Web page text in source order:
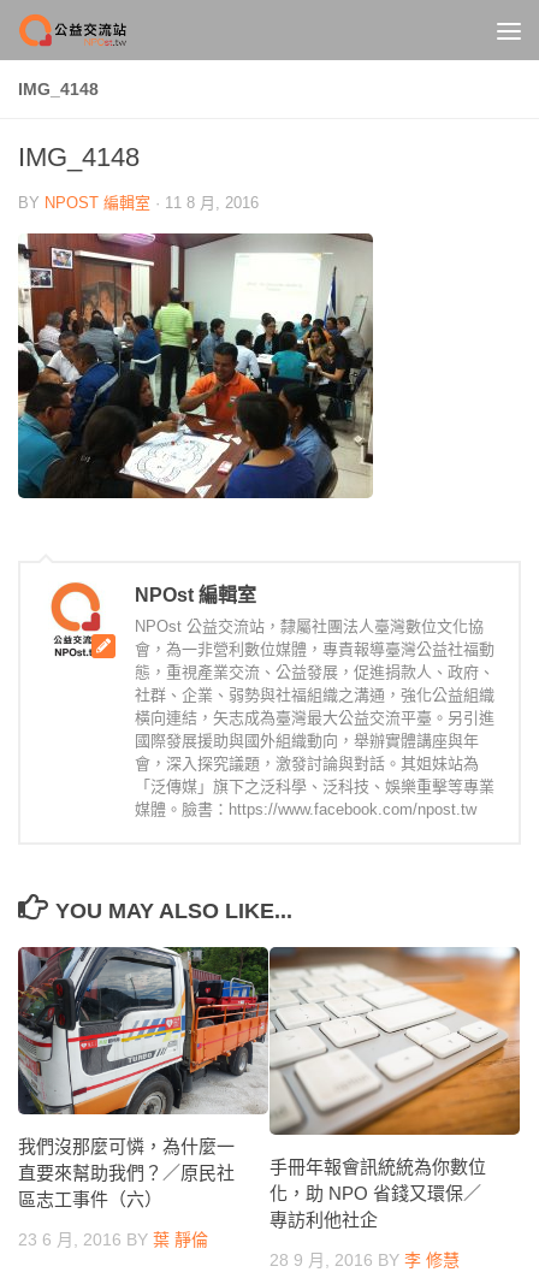
Skip to content
IMG_4148
IMG_4148
BY NPOST 編輯室 · 11 8 月, 2016
NPOst 編輯室
NPOst 公益交流站，隸屬社團法人臺灣數位文化協
會，為一非營利數位媒體，專責報導臺灣公益社福動
態，重視產業交流、公益發展，促進捐款人、政府、
社群、企業、弱勢與社福組織之溝通，強化公益組織
橫向連結，矢志成為臺灣最大公益交流平臺。另引進
國際發展援助與國外組織動向，舉辦實體講座與年
會，深入探究議題，激發討論與對話。其姐妹站為
「泛傳媒」旗下之泛科學、泛科技、娛樂重擊等專業
媒體。臉書：https://www.facebook.com/npost.tw
YOU MAY ALSO LIKE...
我們沒那麼可憐，為什麼一
直要來幫助我們？／原民社
區志工事件（六）
23 6 月, 2016 BY 葉 靜倫
手冊年報會訊統統為你數位
化，助 NPO 省錢又環保／
專訪利他社企
28 9 月, 2016 BY 李 修慧